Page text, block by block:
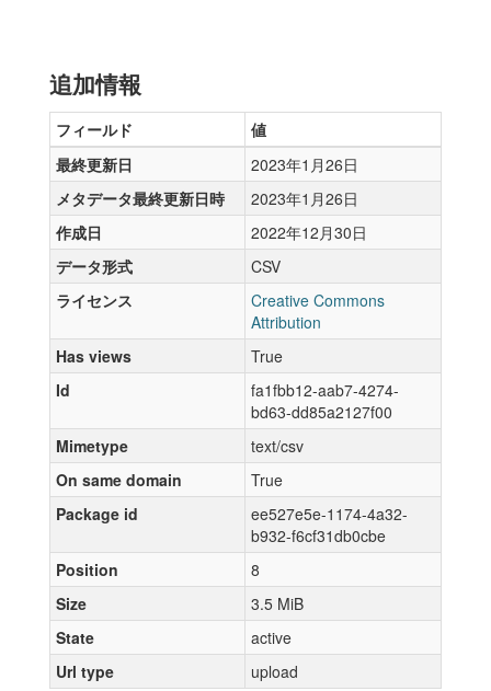
追加情報
フィールド
値
最終更新日
2023年1月26日
メタデータ最終更新日時
2023年1月26日
作成日
2022年12月30日
データ形式
CSV
ライセンス
Creative Commons
Attribution
Has views
True
Id
fa1fbb12-aab7-4274-
bd63-dd85a2127f00
Mimetype
text/csv
On same domain
True
Package id
ee527e5e-1174-4a32-
b932-f6cf31db0cbe
Position
8
Size
3.5 MiB
State
active
Url type
upload